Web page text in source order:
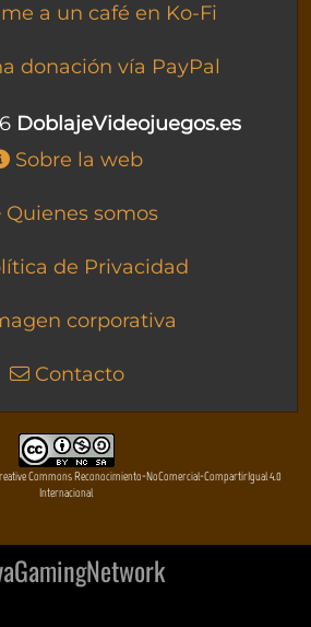
a un café en Ko-Fi
donación vía PayPal
DoblajeVideojuegos.es
Sobre la web
Quienes somos
de Privacidad
corporativa
Contacto
Commons Reconocimiento-NoComercial-CompartirIgual 4.0
Internacional